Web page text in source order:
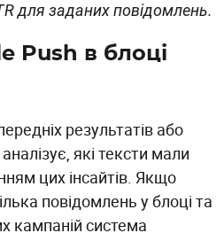
для заданих повідомлень.
Push в блоці
результатів або
які тексти мали
цих інсайтів. Якщо
повідомлень у блоці та
кампаній система